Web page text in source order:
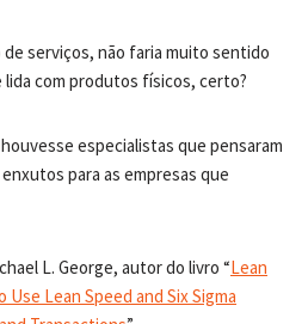
serviços, não faria muito sentido
lida com produtos físicos, certo?
especialistas que pensaram
para as empresas que
L. George, autor do livro “Lean
Lean Speed and Six Sigma